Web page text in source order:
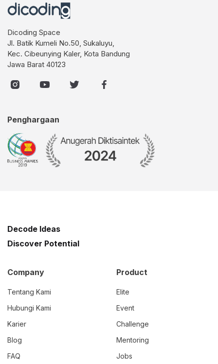
Dicoding Space
Jl. Batik Kumeli No.50, Sukaluyu,
Kec. Cibeunying Kaler, Kota Bandung
Jawa Barat 40123
Penghargaan
Decode Ideas
Discover Potential
Company
Tentang Kami
Hubungi Kami
Karier
Blog
FAQ
Product
Elite
Event
Challenge
Mentoring
Jobs